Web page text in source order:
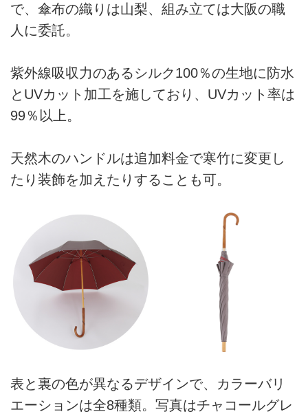
で、傘布の織りは山梨、組み立ては大阪の職
人に委託。
紫外線吸収力のあるシルク100％の生地に防水
とUVカット加工を施しており、UVカット率は
99％以上。
天然木のハンドルは追加料金で寒竹に変更し
たり装飾を加えたりすることも可。
表と裏の色が異なるデザインで、カラーバリ
エーションは全8種類。写真はチャコールグレ